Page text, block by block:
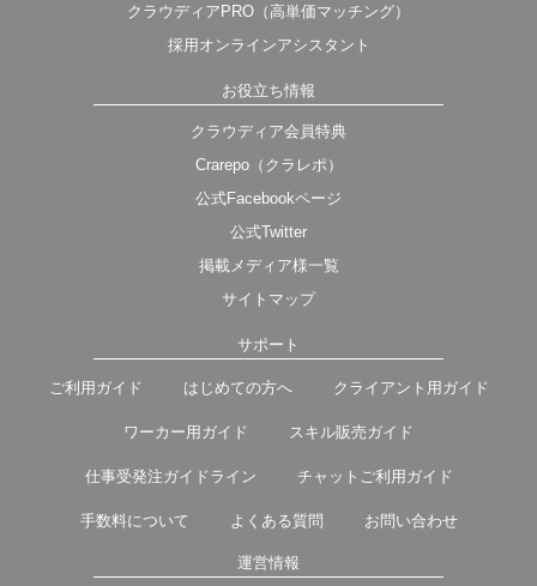
クラウディアPRO（高単価マッチング）
採用オンラインアシスタント
お役立ち情報
クラウディア会員特典
Crarepo（クラレポ）
公式Facebookページ
公式Twitter
掲載メディア様一覧
サイトマップ
サポート
ご利用ガイド はじめての方へ クライアント用ガイド
ワーカー用ガイド スキル販売ガイド
仕事受発注ガイドライン チャットご利用ガイド
手数料について よくある質問 お問い合わせ
運営情報